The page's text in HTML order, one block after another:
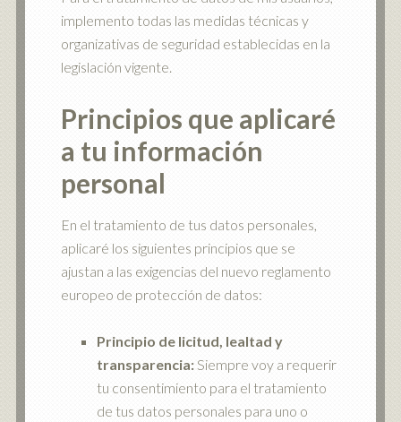
implemento todas las medidas técnicas y
organizativas de seguridad establecidas en la
legislación vigente.
Principios que aplicaré
a tu información
personal
En el tratamiento de tus datos personales,
aplicaré los siguientes principios que se
ajustan a las exigencias del nuevo reglamento
europeo de protección de datos:
Principio de licitud, lealtad y
transparencia:Siempre voy a requerir
tu consentimiento para el tratamiento
de tus datos personales para uno o